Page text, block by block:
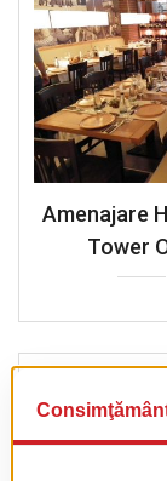
Amenajare
Tower